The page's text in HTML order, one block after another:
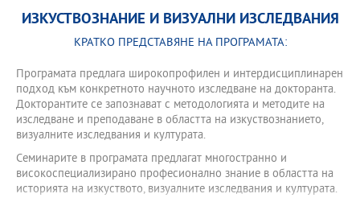
ИЗКУСТВОЗНАНИЕ И ВИЗУАЛНИ ИЗСЛЕДВАНИЯ
КРАТКО ПРЕДСТАВЯНЕ НА ПРОГРАМАТА:
Програмата предлага широкопрофилен и интердисциплинарен
подход към конкретното научното изследване на докторанта.
Докторантите се запознават с методологията и методите на
изследване и преподаване в областта на изкуствознанието,
визуалните изследвания и културата.
Семинарите в програмата предлагат многостранно и
високоспециализирано професионално знание в областта на
историята на изкуството, визуалните изследвания и културата.